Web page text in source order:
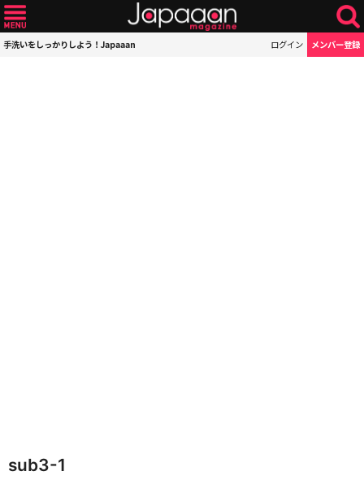
手洗いをしっかりしよう！Japaaan ログイン メンバー登録
sub3-1